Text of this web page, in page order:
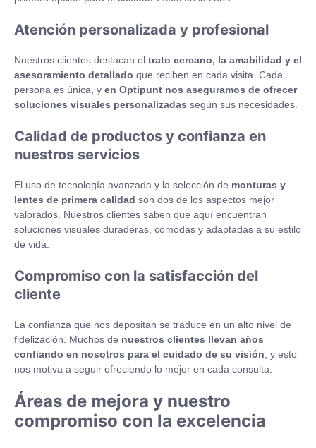
Atención personalizada y profesional
Nuestros clientes destacan el trato cercano, la amabilidad y el
asesoramiento detallado que reciben en cada visita. Cada
persona es única, y en Optipunt nos aseguramos de ofrecer
soluciones visuales personalizadas según sus necesidades.
Calidad de productos y confianza en
nuestros servicios
El uso de tecnología avanzada y la selección de monturas y
lentes de primera calidad son dos de los aspectos mejor
valorados. Nuestros clientes saben que aquí encuentran
soluciones visuales duraderas, cómodas y adaptadas a su estilo
de vida.
Compromiso con la satisfacción del
cliente
La confianza que nos depositan se traduce en un alto nivel de
fidelización. Muchos de nuestros clientes llevan años
confiando en nosotros para el cuidado de su visión, y esto
nos motiva a seguir ofreciendo lo mejor en cada consulta.
Áreas de mejora y nuestro
compromiso con la excelencia